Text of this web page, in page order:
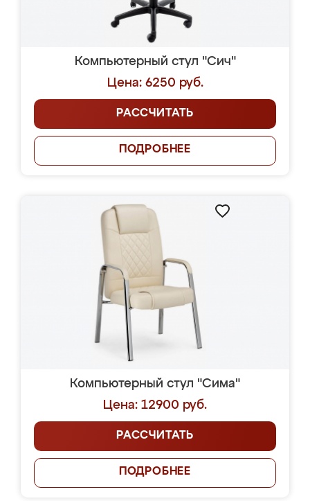
Компьютерный стул "Сич"
Цена: 6250 руб.
РАССЧИТАТЬ
ПОДРОБНЕЕ
Компьютерный стул "Сима"
Цена: 12900 руб.
РАССЧИТАТЬ
ПОДРОБНЕЕ